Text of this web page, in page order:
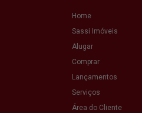
Home
Sassi Imóveis
Alugar
Comprar
Lançamentos
Serviços
Área do Cliente